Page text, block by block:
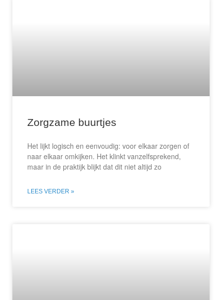
Zorgzame buurtjes
Het lijkt logisch en eenvoudig: voor elkaar zorgen of
naar elkaar omkijken. Het klinkt vanzelfsprekend,
maar in de praktijk blijkt dat dit niet altijd zo
LEES VERDER »